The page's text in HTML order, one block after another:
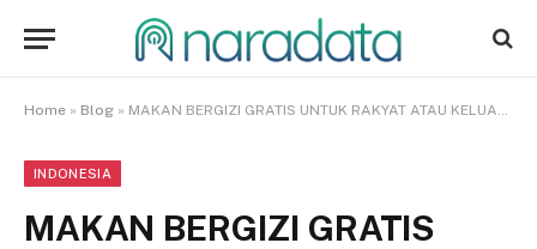
Home » Blog » MAKAN BERGIZI GRATIS UNTUK RAKYAT ATAU KELUARGA
INDONESIA
MAKAN BERGIZI GRATIS